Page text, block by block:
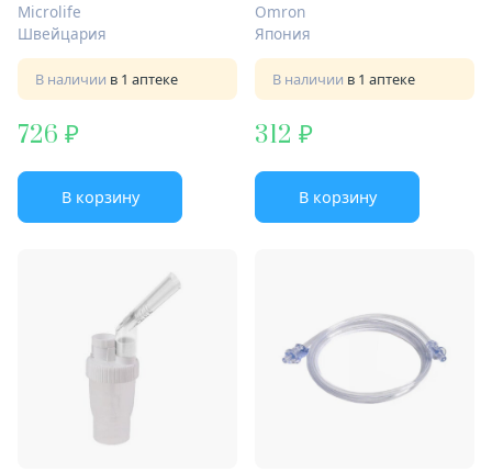
Microlife
Швейцария
В наличии в 1 аптеке
726
В корзину
Omron
Япония
В наличии в 1 аптеке
312
В корзину